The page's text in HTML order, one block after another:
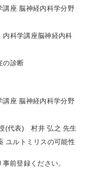
講座 脳神経内科学分野
内科学講座脳神経内科
の診断
講座 脳神経内科学分野
(代表) 村井 弘之 先生
ユルトミリスの可能性
前登録ください。